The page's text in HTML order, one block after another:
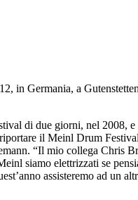
in Germania, a
di due giorni, nel 2008,
il Meinl Drum
“Il mio collega Chris
siamo elettrizzati se
assisteremo ad un